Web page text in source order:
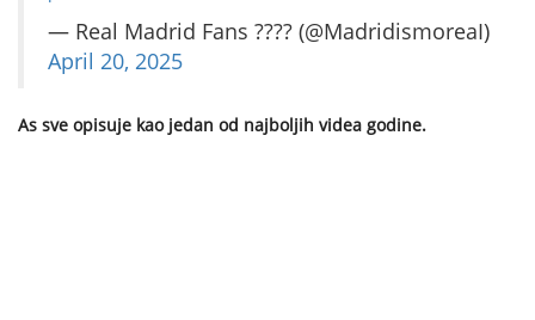
— Real Madrid Fans ???? (@MadridismoreaI)
April 20, 2025
As sve opisuje kao jedan od najboljih videa godine.